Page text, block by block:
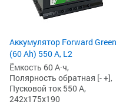
Аккумулятор Forward Green
(60 Ah) 550 А, L2
Ёмкость 60 А·ч,
Полярность обратная [- +],
Пусковой ток 550 А,
242x175x190